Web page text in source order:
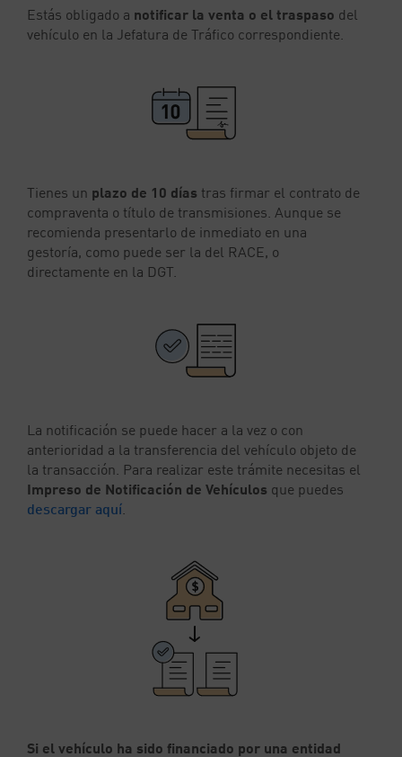
Estás obligado a notificar la venta o el traspaso del
vehículo en la Jefatura de Tráfico correspondiente.
Tienes un plazo de 10 días tras firmar el contrato de
compraventa o título de transmisiones. Aunque se
recomienda presentarlo de inmediato en una
gestoría, como puede ser la del RACE, o
directamente en la DGT.
La notificación se puede hacer a la vez o con
anterioridad a la transferencia del vehículo objeto de
la transacción. Para realizar este trámite necesitas el
Impreso de Notificación de Vehículos que puedes
descargar aquí
Si el vehículo ha sido financiado por una entidad